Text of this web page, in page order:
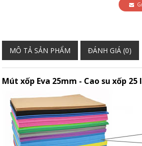
MÔ TẢ SẢN PHẨM ĐÁNH GIÁ (0)
Mút xốp Eva 25mm - Cao su xốp